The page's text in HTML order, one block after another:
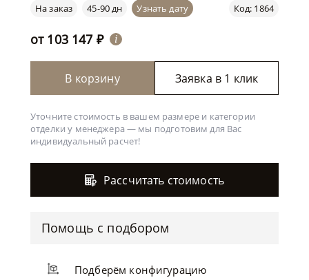
Код: 1864
На заказ 45-90 дн Узнать дату
от 103 147 ₽ i
В корзину Заявка в 1 клик
Уточните стоимость в вашем размере и категории
отделки у менеджера — мы подготовим для Вас
индивидуальный расчет!
Рассчитать стоимость
Помощь с подбором
Подберём конфигурацию